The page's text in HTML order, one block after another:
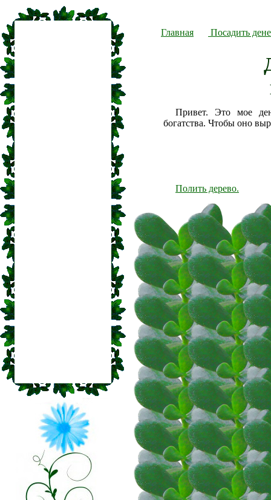
Главная Посадить
Привет. Это мое
богатства. Чтобы оно
Полить дерево.